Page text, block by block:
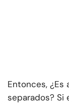
Entonces,
separados? Si